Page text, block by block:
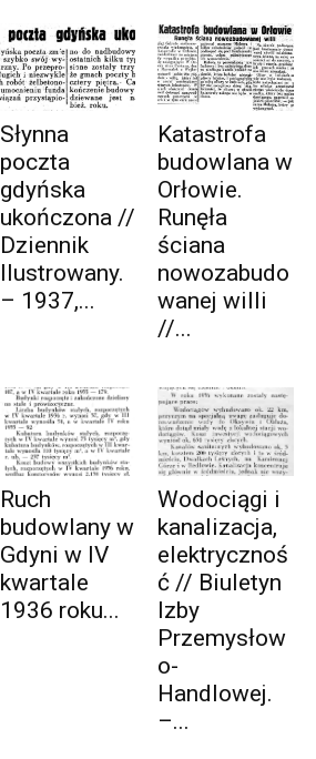
Słynna
poczta
gdyńska
ukończona //
Dziennik
Ilustrowany.
– 1937,...
Katastrofa
budowlana w
Orłowie.
Runęła
ściana
nowozabudo
wanej willi
//...
Ruch
budowlany w
Gdyni w IV
kwartale
1936 roku...
Wodociągi i
kanalizacja,
elektrycznoś
ć // Biuletyn
Izby
Przemysłow
o-
Handlowej.
–...